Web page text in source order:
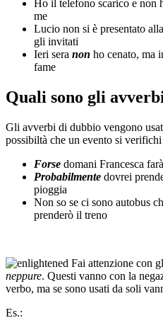
Ho il telefono scarico e non
me
Lucio non si è presentato
gli invitati
Ieri sera non ho cenato, ma
fame
Quali sono gli
Gli avverbi di dubbio vengono
possibiltà che un evento si verifichi
Forse domani Francesca
Probabilmente dovrei
pioggia
Non so se ci sono autobus
prenderò il treno
Fai attenzione con
neppure. Questi vanno con la
verbo, ma se sono usati da soli
Es.: